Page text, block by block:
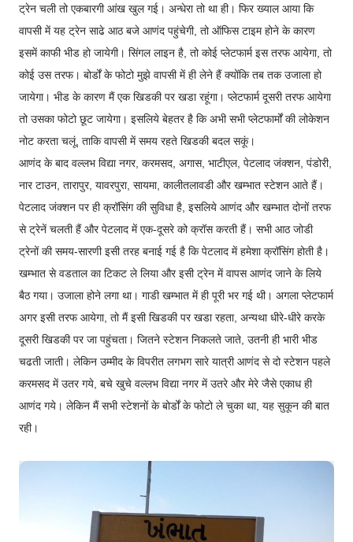
ट्रेन चली तो एकबारगी आंख खुल गई। अन्धेरा तो था ही। फिर ख्याल आया कि
वापसी में यह ट्रेन साढे आठ बजे आणंद पहुंचेगी, तो ऑफिस टाइम होने के कारण
इसमें काफी भीड हो जायेगी। सिंगल लाइन है, तो कोई प्लेटफार्म इस तरफ आयेगा, तो
कोई उस तरफ। बोर्डों के फोटो मुझे वापसी में ही लेने हैं क्योंकि तब तक उजाला हो
जायेगा। भीड के कारण मैं एक खिडकी पर खडा रहूंगा। प्लेटफार्म दूसरी तरफ आयेगा
तो उसका फोटो छूट जायेगा। इसलिये बेहतर है कि अभी सभी प्लेटफार्मों की लोकेशन
नोट करता चलूं, ताकि वापसी में समय रहते खिडकी बदल सकूं।
आणंद के बाद वल्लभ विद्या नगर, करमसद, अगास, भाटीएल, पेटलाद जंक्शन, पंडोरी,
नार टाउन, तारापुर, यावरपुरा, सायमा, कालीतलावडी और खम्भात स्टेशन आते हैं।
पेटलाद जंक्शन पर ही क्रॉसिंग की सुविधा है, इसलिये आणंद और खम्भात दोनों तरफ
से ट्रेनें चलती हैं और पेटलाद में एक-दूसरे को क्रॉस करती हैं। सभी आठ जोडी
ट्रेनों की समय-सारणी इसी तरह बनाई गई है कि पेटलाद में हमेशा क्रॉसिंग होती है।
खम्भात से वडताल का टिकट ले लिया और इसी ट्रेन में वापस आणंद जाने के लिये
बैठ गया। उजाला होने लगा था। गाडी खम्भात में ही पूरी भर गई थी। अगला प्लेटफार्म
अगर इसी तरफ आयेगा, तो मैं इसी खिडकी पर खडा रहता, अन्यथा धीरे-धीरे करके
दूसरी खिडकी पर जा पहुंचता। जितने स्टेशन निकलते जाते, उतनी ही भारी भीड
चढती जाती। लेकिन उम्मीद के विपरीत लगभग सारे यात्री आणंद से दो स्टेशन पहले
करमसद में उतर गये, बचे खुचे वल्लभ विद्या नगर में उतरे और मेरे जैसे एकाध ही
आणंद गये। लेकिन मैं सभी स्टेशनों के बोर्डों के फोटो ले चुका था, यह सुकून की बात
रही।